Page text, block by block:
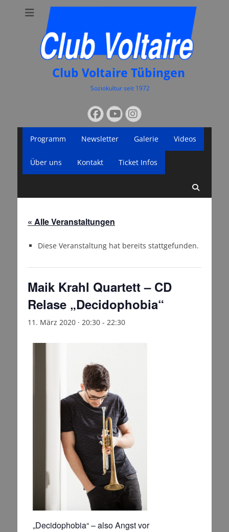
Club Voltaire Tübingen
Soziokultur seit 1972
nach:
Facebook
YouTube
Instagram
Menü
Inhalt
Programm Newsletter Galerie Videos
Über uns Kontakt Ticket Infos
« Alle Veranstaltungen
Diese Veranstaltung hat bereits stattgefunden.
Maik Krahl Quartett – CD
Relase „Decidophobia“
11. März 2020 · 20:30 - 22:30
„Decidophobia“ – also Angst vor